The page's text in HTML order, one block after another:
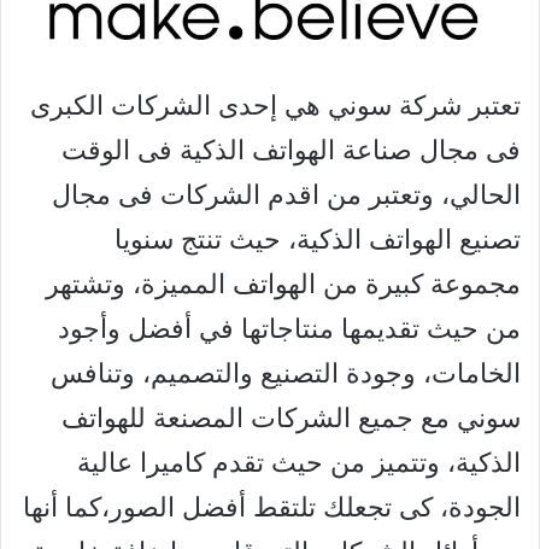
تعتبر شركة سوني هي إحدى الشركات الكبرى
فى مجال صناعة الهواتف الذكية فى الوقت
الحالي، وتعتبر من اقدم الشركات فى مجال
تصنيع الهواتف الذكية، حيث تنتج سنويا
مجموعة كبيرة من الهواتف المميزة، وتشتهر
من حيث تقديمها منتاجاتها في أفضل وأجود
الخامات، وجودة التصنيع والتصميم، وتنافس
سوني مع جميع الشركات المصنعة للهواتف
الذكية، وتتميز من حيث تقدم كاميرا عالية
الجودة، كى تجعلك تلتقط أفضل الصور،كما أنها